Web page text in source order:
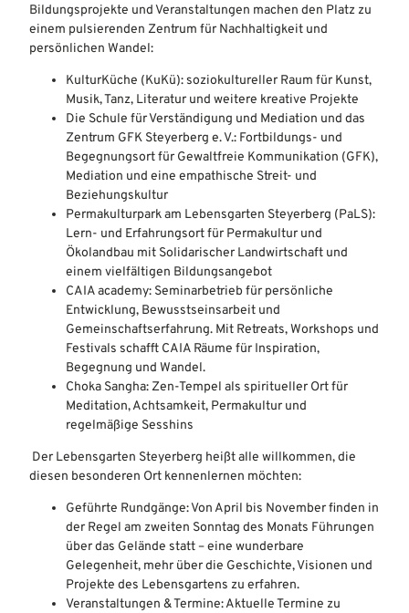
Bildungsprojekte und Veranstaltungen machen den Platz zu
einem pulsierenden Zentrum für Nachhaltigkeit und
persönlichen Wandel:
KulturKüche (KuKü): soziokultureller Raum für Kunst,
Musik, Tanz, Literatur und weitere kreative Projekte
Die Schule für Verständigung und Mediation und das
Zentrum GFK Steyerberg e. V.: Fortbildungs- und
Begegnungsort für Gewaltfreie Kommunikation (GFK),
Mediation und eine empathische Streit- und
Beziehungskultur
Permakulturpark am Lebensgarten Steyerberg (PaLS):
Lern- und Erfahrungsort für Permakultur und
Ökolandbau mit Solidarischer Landwirtschaft und
einem vielfältigen Bildungsangebot
CAIA academy: Seminarbetrieb für persönliche
Entwicklung, Bewusstseinsarbeit und
Gemeinschaftserfahrung. Mit Retreats, Workshops und
Festivals schafft CAIA Räume für Inspiration,
Begegnung und Wandel.
Choka Sangha: Zen-Tempel als spiritueller Ort für
Meditation, Achtsamkeit, Permakultur und
regelmäßige Sesshins
Der Lebensgarten Steyerberg heißt alle willkommen, die
diesen besonderen Ort kennenlernen möchten:
Geführte Rundgänge: Von April bis November finden in
der Regel am zweiten Sonntag des Monats Führungen
über das Gelände statt – eine wunderbare
Gelegenheit, mehr über die Geschichte, Visionen und
Projekte des Lebensgartens zu erfahren.
Veranstaltungen & Termine: Aktuelle Termine zu